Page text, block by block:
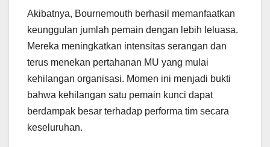
Akibatnya, Bournemouth berhasil memanfaatkan
keunggulan jumlah pemain dengan lebih leluasa.
Mereka meningkatkan intensitas serangan dan
terus menekan pertahanan MU yang mulai
kehilangan organisasi. Momen ini menjadi bukti
bahwa kehilangan satu pemain kunci dapat
berdampak besar terhadap performa tim secara
keseluruhan.